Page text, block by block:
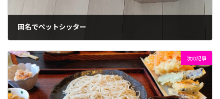
田名でペットシッター
次の記事